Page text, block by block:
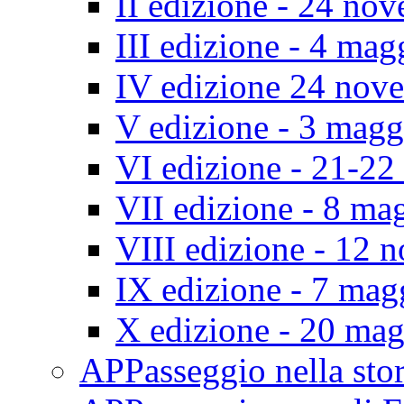
III edizione - 4
IV edizione 24
V edizione - 3
VI edizione - 21-22
VII edizione - 8
VIII edizione - 12
IX edizione - 7
X edizione - 20
APPasseggio nella